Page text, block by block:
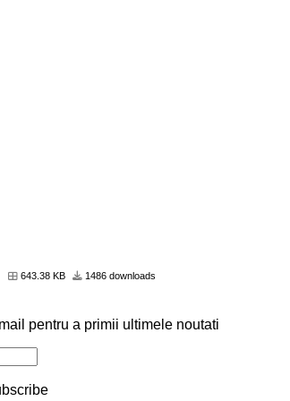
643.38 KB 1486 downloads
pentru a primii ultimele noutati